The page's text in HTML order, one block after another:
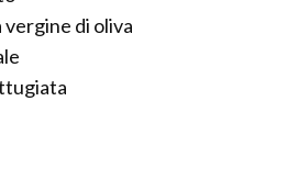
vergine di oliva